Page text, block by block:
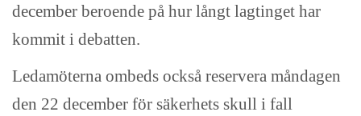
december beroende på hur långt lagtinget har
kommit i debatten.
Ledamöterna ombeds också reservera måndagen
den 22 december för säkerhets skull i fall